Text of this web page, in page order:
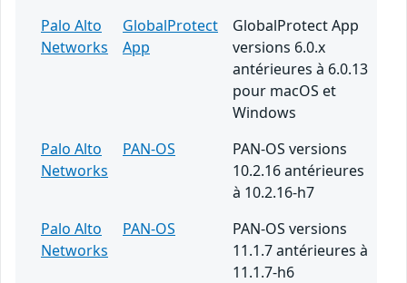
Palo Alto
Networks
GlobalProtect
App
GlobalProtect App
versions 6.0.x
antérieures à 6.0.13
pour macOS et
Windows
Palo Alto
Networks
PAN-OS
PAN-OS versions
10.2.16 antérieures
à 10.2.16-h7
Palo Alto
Networks
PAN-OS
PAN-OS versions
11.1.7 antérieures à
11.1.7-h6